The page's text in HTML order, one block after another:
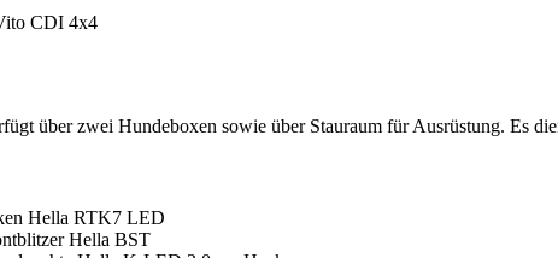
CDI 4x4
über zwei Hundeboxen sowie über Stauraum für Ausrüstung. Es
Hella RTK7 LED
Hella BST